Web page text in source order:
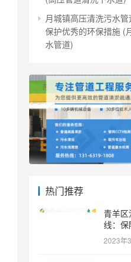
月城镇高压清洗污水
保护优秀的环保措施 (
水管道)
热门推荐
青羊
线：保
可持续
水池清
2023年